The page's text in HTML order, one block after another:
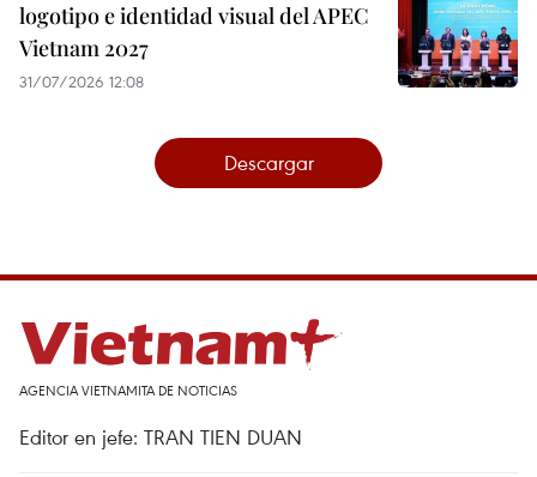
logotipo e identidad visual del APEC
Vietnam 2027
31/07/2026 12:08
Descargar
AGENCIA VIETNAMITA DE NOTICIAS
Editor en jefe: TRAN TIEN DUAN